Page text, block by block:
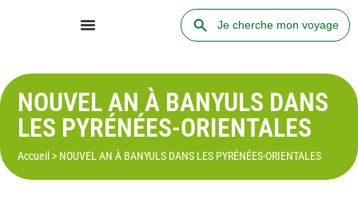
Search
for:
Search Button
NOUVEL AN À BANYULS DANS
LES PYRÉNÉES-ORIENTALES
Accueil > NOUVEL AN À BANYULS DANS LES PYRÉNÉES-ORIENTALES